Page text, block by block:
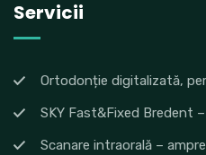
Servicii
Ortodonție digitalizată,
SKY Fast&Fixed Bredent
Scanare intraorală –